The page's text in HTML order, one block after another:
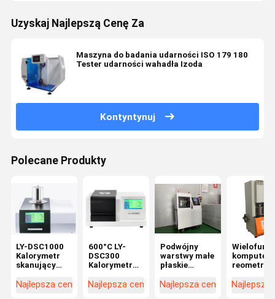
Uzyskaj Najlepszą Cenę Za
Maszyna do badania udarności ISO 179 180
Tester udarności wahadła Izoda
Kontyntynuj
Polecane Produkty
LY-DSC1000
Kalorymetr
skanujący
Temperatura
Najlepsza cena
600°C LY-
DSC300
Kalorymetr
różnicę DSC
Najlepsza cena
Podwójny
warstwy małe
płaskie
Hot Press
Najlepsza cena
reometr
Liyi
Najlepsza